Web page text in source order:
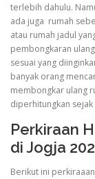
terlebih dahulu.
ada juga rumah
atau rumah jadul
pembongkaran
sesuai yang
banyak orang
membongkar ulang
diperhitungkan sejak
Perkiraan
di Jogja
Berikut ini